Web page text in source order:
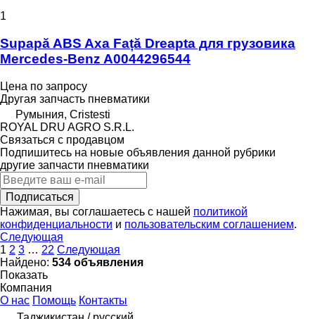
1
Supapă ABS Axa Față Dreapta для грузовика
Mercedes-Benz A0044296544
Цена по запросу
Другая запчасть пневматики
Румыния, Cristesti
ROYAL DRU AGRO S.R.L.
Связаться с продавцом
Подпишитесь на новые объявления данной рубрики
другие запчасти пневматики
Подписаться
Нажимая, вы соглашаетесь с нашей политикой
конфиденциальности и пользовательским соглашением.
Следующая
1 2 3 … 22 Следующая
Найдено: 534 объявления
Показать
Компания
О нас Помощь Контакты